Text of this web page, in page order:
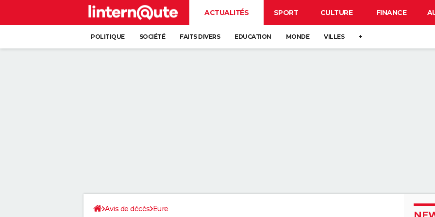
ACTUALITÉS SPORT CULTURE FINANCE
POLITIQUE SOCIÉTÉ FAITS DIVERS EDUCATION MONDE VILLES +
Avis de décès Eure